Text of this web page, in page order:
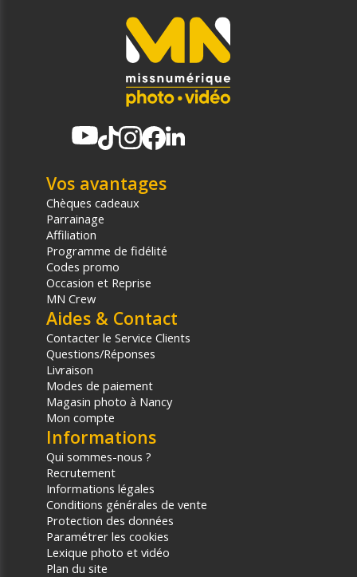
Vos avantages
Chèques cadeaux
Parrainage
Affiliation
Programme de fidélité
Codes promo
Occasion et Reprise
MN Crew
Aides & Contact
Contacter le Service Clients
Questions/Réponses
Livraison
Modes de paiement
Magasin photo à Nancy
Mon compte
Informations
Qui sommes-nous ?
Recrutement
Informations légales
Conditions générales de vente
Protection des données
Paramétrer les cookies
Lexique photo et vidéo
Plan du site